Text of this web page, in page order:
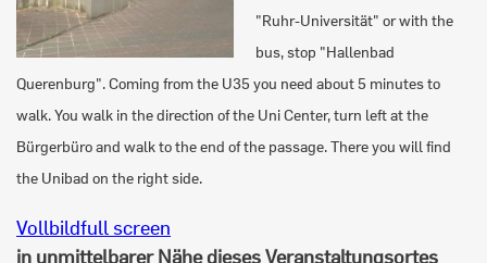
"Ruhr-Universität" or with the
bus, stop "Hallenbad
Querenburg". Coming from the U35 you need about 5 minutes to
walk. You walk in the direction of the Uni Center, turn left at the
Bürgerbüro and walk to the end of the passage. There you will find
the Unibad on the right side.
Vollbildfull screen
in unmittelbarer Nähe dieses Veranstaltungsortes